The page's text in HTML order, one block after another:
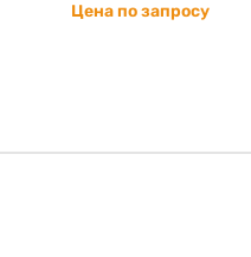
Цена по запросу